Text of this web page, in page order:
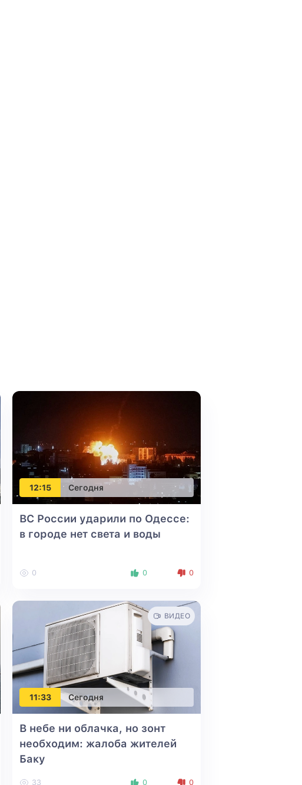
12:15 Сегодня
ВС России ударили по Одессе:
в городе нет света и воды
0 0 0
11:33 Сегодня
ВИДЕО
В небе ни облачка, но зонт
необходим: жалоба жителей
Баку
33 0 0